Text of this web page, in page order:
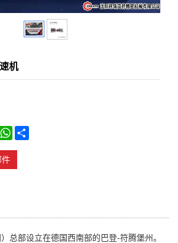
机
LinkedInWhatsApp
件
总部设立在德国西南部的巴登-符腾堡州。